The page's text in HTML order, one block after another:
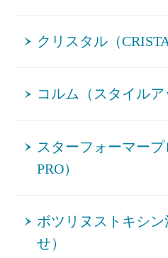
クリスタル（
コルム（スタイルア
スターフォーマープ
PRO）
ボツリヌストキシ
せ）